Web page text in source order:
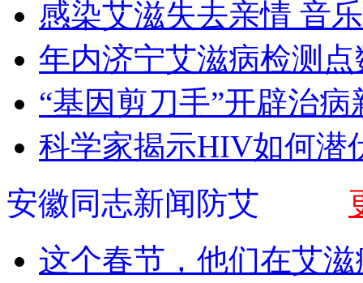
感染艾滋失去亲情 音
年内济宁艾滋病检测
“基因剪刀手”开辟治病
科学家揭示HIV如何潜
安徽同志新闻防艾
这个春节，他们在艾